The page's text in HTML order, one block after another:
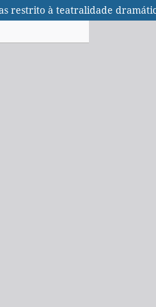
restrito à teatralidade